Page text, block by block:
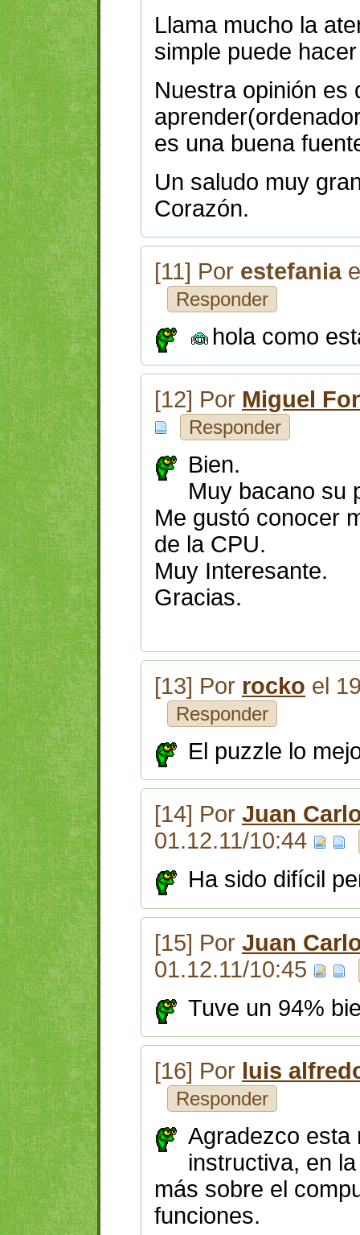
Llama mucho la
simple puede
Nuestra opinión es
es una buena
Un saludo muy
Corazón.
[11] Por estefania
Responder
hola como
[12] Por Miguel
Responder
Bien.
Muy bacano su
Me gustó conocer
de la CPU.
Muy Interesante.
Gracias.
[13] Por rocko el
Responder
El puzzle lo
[14] Por Juan
01.12.11/10:44
Ha sido difícil
[15] Por Juan
01.12.11/10:45
Tuve un 94%
[16] Por luis
Responder
Agradezco esta
instructiva, en
más sobre el
funciones.